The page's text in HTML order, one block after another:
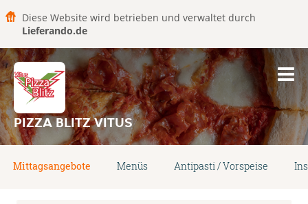
Diese Website wird betrieben und verwaltet durch
Lieferando.de
PIZZA BLITZ VITUS
Mittagsangebote Menüs Antipasti / Vorspeise